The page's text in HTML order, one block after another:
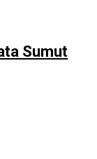
Sumut